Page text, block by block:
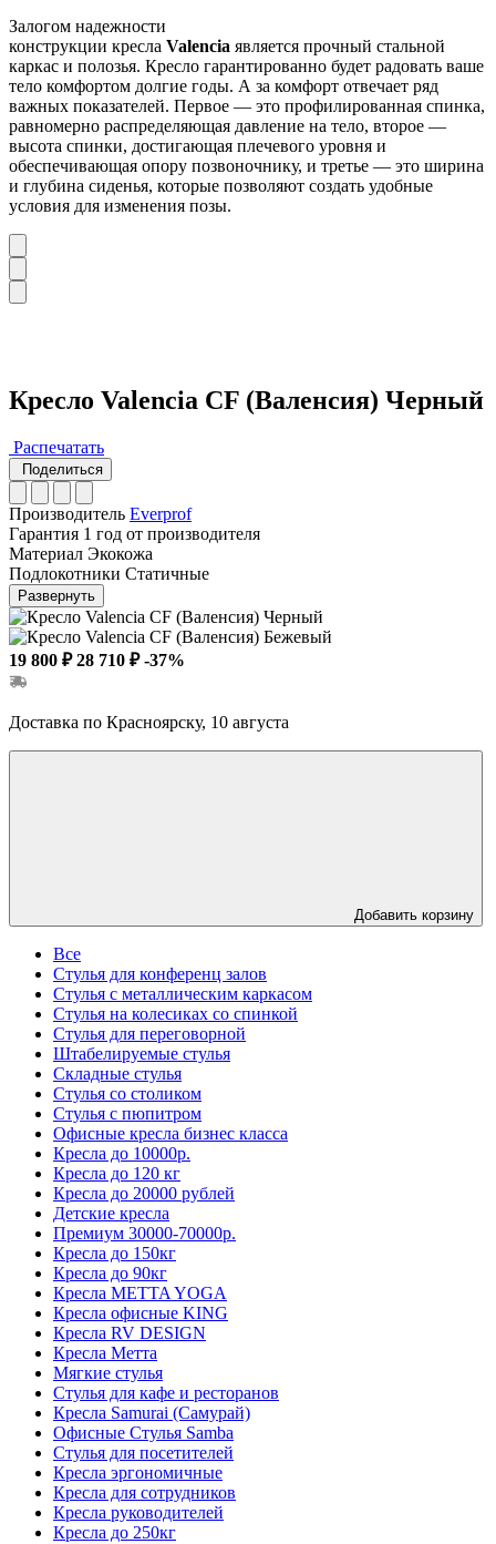
Залогом надежности
конструкции кресла Valencia является прочный стальной
каркас и полозья. Кресло гарантированно будет радовать ваше
тело комфортом долгие годы. А за комфорт отвечает ряд
важных показателей. Первое — это профилированная спинка,
равномерно распределяющая давление на тело, второе —
высота спинки, достигающая плечевого уровня и
обеспечивающая опору позвоночнику, и третье — это ширина
и глубина сиденья, которые позволяют создать удобные
условия для изменения позы.
Кресло Valencia CF (Валенсия) Черный
Распечатать
Поделиться
Производитель Everprof
Гарантия 1 год от производителя
Материал Экокожа
Подлокотники Статичные
Развернуть
19 800 ₽ 28 710 ₽ -37%
Доставка по Красноярску, 10 августа
Добавить корзину
Все
Стулья для конференц залов
Стулья с металлическим каркасом
Стулья на колесиках со спинкой
Стулья для переговорной
Штабелируемые стулья
Складные стулья
Стулья со столиком
Стулья с пюпитром
Офисные кресла бизнес класса
Кресла до 10000р.
Кресла до 120 кг
Кресла до 20000 рублей
Детские кресла
Премиум 30000-70000р.
Кресла до 150кг
Кресла до 90кг
Кресла METTA YOGA
Кресла офисные KING
Кресла RV DESIGN
Кресла Метта
Мягкие стулья
Стулья для кафе и ресторанов
Кресла Samurai (Самурай)
Офисные Стулья Samba
Стулья для посетителей
Кресла эргономичные
Кресла для сотрудников
Кресла руководителей
Кресла до 250кг